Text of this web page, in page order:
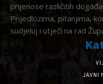
prijenose različitih
Prijedlozima, pitanjima,
sudjeluj i utječi na rad
JAVNI